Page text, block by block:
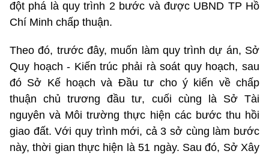
đột phá là quy trình 2 bước và được UBND TP Hồ
Chí Minh chấp thuận.
Theo đó, trước đây, muốn làm quy trình dự án, Sở
Quy hoạch - Kiến trúc phải rà soát quy hoạch, sau
đó Sở Kế hoạch và Đầu tư cho ý kiến về chấp
thuận chủ trương đầu tư, cuối cùng là Sở Tài
nguyên và Môi trường thực hiện các bước thu hồi
giao đất. Với quy trình mới, cả 3 sở cùng làm bước
này, thời gian thực hiện là 51 ngày. Sau đó, Sở Xây